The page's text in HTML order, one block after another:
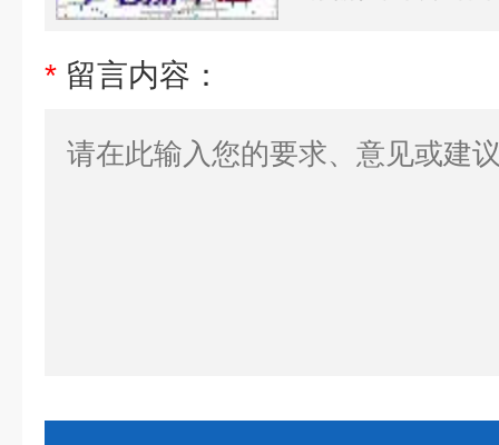
* 留言内容：